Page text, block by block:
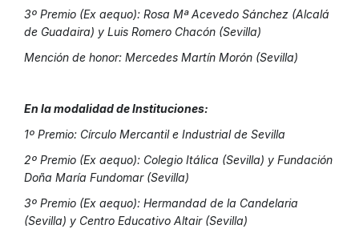
3º Premio (Ex aequo): Rosa Mª Acevedo Sánchez (Alcalá
de Guadaira) y Luis Romero Chacón (Sevilla)
Mención de honor: Mercedes Martín Morón (Sevilla)
En la modalidad de Instituciones:
1º Premio: Círculo Mercantil e Industrial de Sevilla
2º Premio (Ex aequo): Colegio Itálica (Sevilla) y Fundación
Doña María Fundomar (Sevilla)
3º Premio (Ex aequo): Hermandad de la Candelaria
(Sevilla) y Centro Educativo Altair (Sevilla)